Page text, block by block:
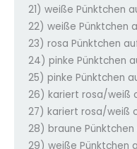
21) weiße Pünktchen
22) weiße Pünktchen
23) rosa Pünktchen
24) pinke Pünktchen
25) pinke Pünktchen
26) kariert rosa/weiß
27) kariert rosa/weiß
28) braune
29) weiße Pünktchen